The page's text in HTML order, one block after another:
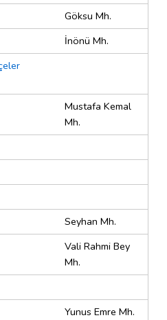
Göksu Mh.
İnönü Mh.
Mustafa Kemal
Mh.
Seyhan Mh.
Vali Rahmi Bey
Mh.
Yunus Emre Mh.